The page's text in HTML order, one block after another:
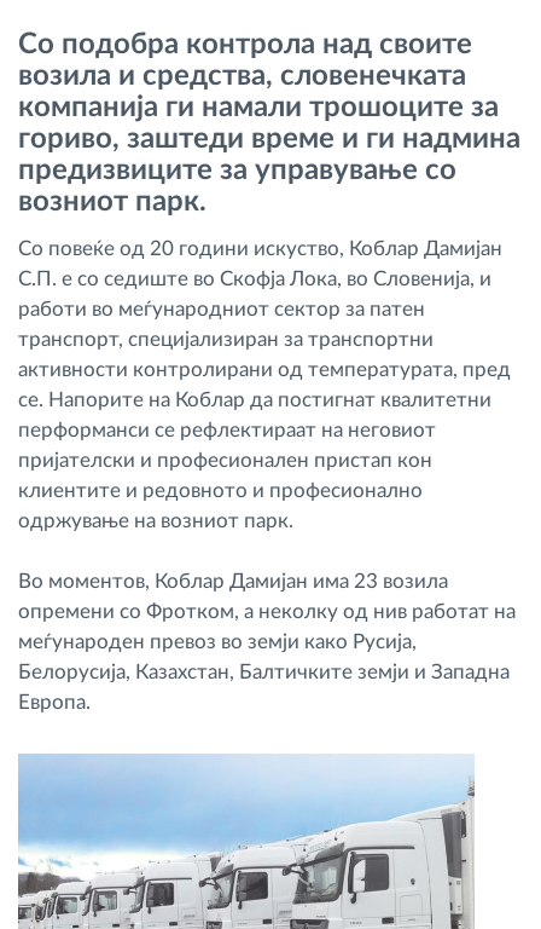
Автоматска идентификација на возачите
Откријте ги сите можности
Калкулатор за заштеди
Со подобра контрола над своите
возила и средства, словенечката
компанија ги намали трошоците за
гориво, заштеди време и ги надмина
предизвиците за управување со
возниот парк.
Со повеќе од 20 години искуство, Коблар Дамијан
С.П. е со седиште во Скофја Лока, во Словенија, и
работи во меѓународниот сектор за патен
транспорт, специјализиран за транспортни
активности контролирани од температурата, пред
се. Напорите на Коблар да постигнат квалитетни
перформанси се рефлектираат на неговиот
пријателски и професионален пристап кон
клиентите и редовното и професионално
одржување на возниот парк.
Во моментов, Коблар Дамијан има 23 возила
опремени со Фротком, а неколку од нив работат на
меѓународен превоз во земји како Русија,
Белорусија, Казахстан, Балтичките земји и Западна
Европа.